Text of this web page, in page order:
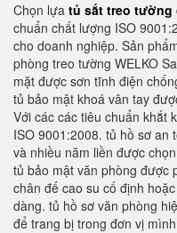
Chọn lựa tủ sắt treo tường
chuẩn chất lượng ISO
cho doanh nghiệp. Sản
phòng treo tường WELKO
mặt được sơn tĩnh điện
tủ bảo mật khoá vân tay
Với các các tiêu chuẩn khắt
ISO 9001:2008. tủ hồ sơ an
và nhiều năm liền được
tủ bảo mật văn phòng được
chân đế cao su cố định
dàng. tủ hồ sơ văn phòng
để trang bị trong đơn vị